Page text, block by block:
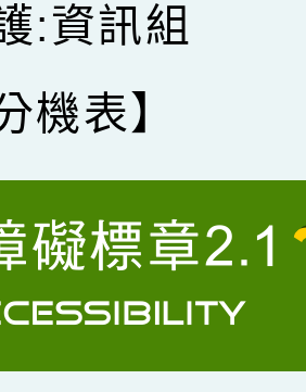
:資訊組
機表】